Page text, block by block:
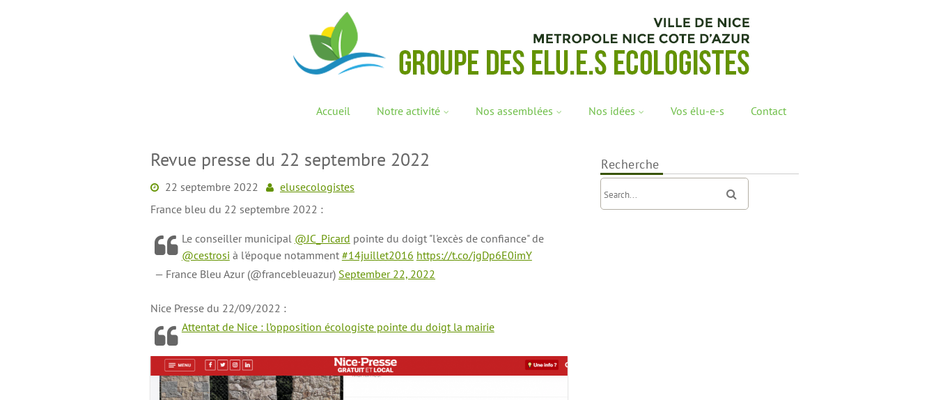
Accueil Notre activité Nos assemblées Nos idées Vos élu-e-s Contact
Revue presse du 22 septembre 2022
22 septembre 2022
elusecologistes
France bleu du 22 septembre 2022 :
Le conseiller municipal @JC_Picard pointe du doigt "l'excès de confiance" de
@cestrosi à l'époque notamment #14juillet2016 https://t.co/jgDp6E0imY
— France Bleu Azur (@francebleuazur) September 22, 2022
Nice Presse du 22/09/2022 :
Attentat de Nice : l’opposition écologiste pointe du doigt la mairie
Recherche